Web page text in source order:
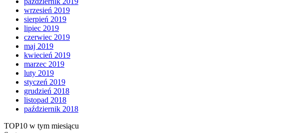
wrzesień 2019
sierpień 2019
lipiec 2019
czerwiec 2019
maj 2019
kwiecień 2019
marzec 2019
luty 2019
styczeń 2019
grudzień 2018
listopad 2018
październik 2018
TOP10 w tym miesiącu